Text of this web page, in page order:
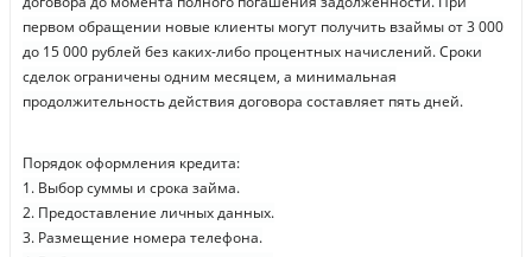
первом обращении новые клиенты могут получить взаймы от 3 000
до 15 000 рублей без каких-либо процентных начислений. Сроки
сделок ограничены одним месяцем, а минимальная
продолжительность действия договора составляет пять дней.
Порядок оформления кредита:
1. Выбор суммы и срока займа.
2. Предоставление личных данных.
3. Размещение номера телефона.